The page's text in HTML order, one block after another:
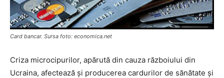
Card bancar. Sursa foto: economica.net
Criza microcipurilor, apărută din cauza războiului din
Ucraina, afectează și producerea cardurilor de sănătate și